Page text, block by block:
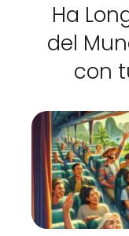
Ha
del
con